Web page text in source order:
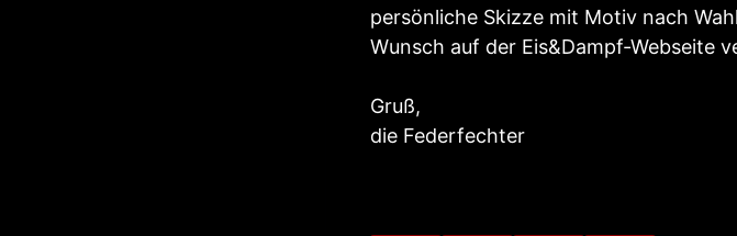
persönliche Skizze mit Motiv nach
Wunsch auf der Eis&Dampf-Webseite
Gruß,
die Federfechter